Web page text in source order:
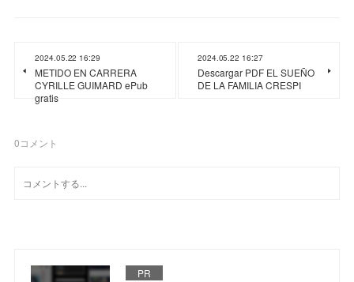
2024.05.22 16:29
METIDO EN CARRERA
CYRILLE GUIMARD ePub
gratis
2024.05.22 16:27
Descargar PDF EL SUEÑO
DE LA FAMILIA CRESPI
0コメント
PR